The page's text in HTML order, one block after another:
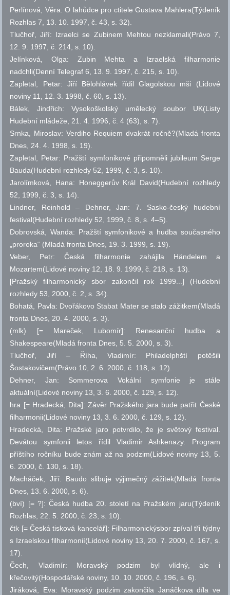
Perlínová, Věra: O lahůdce pro ctitele Gustava Mahlera(Týdeník
Rozhlas 7, 13. 10. 1997,č. 43, s. 32).
Tlučhoř, Jiří: Izraelci se Zubinem Mehtou nezklamali(Právo 7,
12. 9. 1997,č. 214, s. 10).
Jelínková, Olga: Zubin Mehta a Izraelská filharmonie
nadchli(Denní Telegraf 6, 13. 9. 1997,č. 215, s. 10).
Zapletal, Petar: Jiří Bělohlávek řídil Glagolskou mši (Lidové
noviny 11, 12. 3. 1998,č. 60, s. 13).
Bálek, Jindřich: Vysokoškolský umělecký soubor UK(Listy
Hudební mládeže, 21. 4. 1996,č. 4 (63), s. 7).
Srnka, Miroslav: Verdiho Requiem dvakrát ročně?(Mladá fronta
Dnes, 24. 4. 1998, s. 19).
Zapletal, Petar: Pražští symfonikové připomněli jubileum Serge
Bauda(Hudební rozhledy 52, 1999,č. 3, s. 10).
Jarolímková, Hana: Honeggerův Král David(Hudební rozhledy
52, 1999,č. 3, s. 14).
Lindner, Reinhold – Dehner, Jan: 7. Sasko-český hudební
festival(Hudební rozhledy 52, 1999,č. 8, s. 4–5).
Dobrovská, Wanda: Pražští symfonikové a hudba současného
„proroka“ (Mladá fronta Dnes, 19. 3. 1999, s. 19).
Veber, Petr: Česká filharmonie zahájila Händelem a
Mozartem(Lidové noviny 12, 18. 9. 1999,č. 218, s. 13).
[Pražský filharmonický sbor zakončil rok 1999...] (Hudební
rozhledy 53, 2000,č. 2, s. 34).
Bohatá, Pavla: Dvořákovo Stabat Mater se stalo zážitkem(Mladá
fronta Dnes, 20. 4. 2000, s. 3).
(mlk) [= Mareček, Lubomír]: Renesanční hudba a
Shakespeare(Mladá fronta Dnes, 5. 5. 2000, s. 3).
Tlučhoř, Jiří – Říha, Vladimír: Philadelphští potěšili
Šostakovičem(Právo 10, 2. 6. 2000,č. 118, s. 12).
Dehner, Jan: Sommerova Vokální symfonie je stále
aktuální(Lidové noviny 13, 3. 6. 2000,č. 129, s. 12).
hra [= Hradecká, Dita]: Závěr Pražského jara bude patřit České
filharmonii(Lidové noviny 13, 3. 6. 2000,č. 129, s. 12).
Hradecká, Dita: Pražské jaro potvrdilo, že je světový festival.
Devátou symfonii letos řídil Vladimir Ashkenazy. Program
příštího ročníku bude znám až na podzim(Lidové noviny 13, 5.
6. 2000,č. 130, s. 18).
Macháček, Jiří: Baudo slibuje výjimečný zážitek(Mladá fronta
Dnes, 13. 6. 2000, s. 6).
(bví) [= ?]: Česká hudba 20. století na Pražském jaru(Týdeník
Rozhlas, 22. 5. 2000,č. 23, s. 10).
čtk [= Česká tisková kancelář]: Filharmonickýsbor zpíval tři týdny
s Izraelskou filharmonií(Lidové noviny 13, 20. 7. 2000, č. 167, s.
17).
Čech, Vladimír: Moravský podzim byl vlídný, ale i
křečovitý(Hospodářské noviny, 10. 10. 2000,č. 196, s. 6).
Jiráková, Eva: Moravský podzim zakončila Janáčkova díla ve